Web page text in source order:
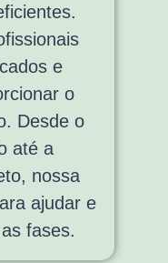
e
o
Desde o
até a
nossa
ajudar e
fases.